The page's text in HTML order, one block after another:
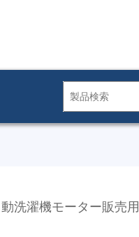
洗濯機モーター販売用